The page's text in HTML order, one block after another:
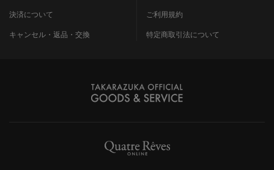
決済について
キャンセル・返品・交換
ご利用規約
特定商取引法について